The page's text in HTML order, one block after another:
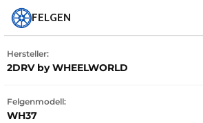
FELGEN
Hersteller:
2DRV by WHEELWORLD
Felgenmodell:
WH37